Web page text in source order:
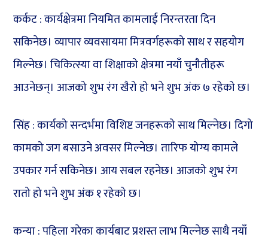
कर्कट : कार्यक्षेत्रमा नियमित कामलाई निरन्तरता दिन
सकिनेछ। व्यापार व्यवसायमा मित्रवर्गहरूको साथ र सहयोग
मिल्नेछ। चिकित्स्या वा शिक्षाको क्षेत्रमा नयाँ चुनौतीहरू
आउनेछन्। आजको शुभ रंग खैरो हो भने शुभ अंक ७ रहेको छ।
सिंह : कार्यको सन्दर्भमा विशिष्ट जनहरूको साथ मिल्नेछ। दिगो
कामको जग बसाउने अवसर मिल्नेछ। तारिफ योग्य कामले
उपकार गर्न सकिनेछ। आय सबल रहनेछ। आजको शुभ रंग
रातो हो भने शुभ अंक १ रहेको छ।
कन्या : पहिला गरेका कार्यबाट प्रशस्त लाभ मिल्नेछ साथै नयाँ